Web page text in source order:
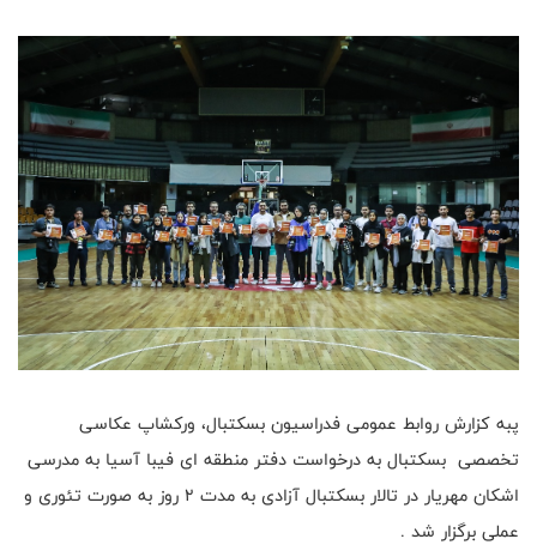
پبه کزارش روابط عمومی فدراسیون بسکتبال، ورکشاپ عکاسی
تخصصی بسکتبال به درخواست دفتر منطقه ای فیبا آسیا به مدرسی
اشکان مهریار در تالار بسکتبال آزادی به مدت ۲ روز به صورت تئوری و
عملی برگزار شد .